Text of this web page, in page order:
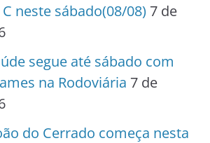
neste sábado(08/08) 7 de
segue até sábado com
na Rodoviária 7 de
do Cerrado começa nesta